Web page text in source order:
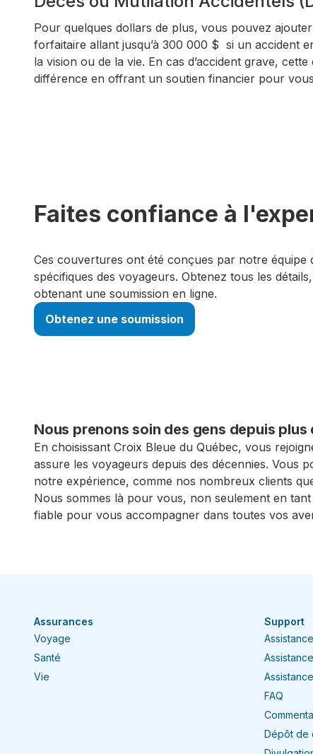
Pour quelques dollars de plus, vous pouvez
forfaitaire allant jusqu’à 300 000 $ si un accident
la vision ou de la vie. En cas d’accident grave,
différence en offrant un soutien financier pour
Faites confiance à
Ces couvertures ont été conçues par notre équipe
spécifiques des voyageurs. Obtenez tous les
obtenant une soumission en ligne​.​
Obtenez une soumission
Nous prenons soin des gens depuis plus
En choisissant Croix Bleue du Québec, vous
assure les voyageurs depuis des décennies. Vous
notre expérience, comme nos nombreux clients
Nous sommes là pour vous, non seulement en
fiable pour vous accompagner dans toutes vos
Assurances
Voyage
Santé
Vie
Support
FAQ
Dépôt de